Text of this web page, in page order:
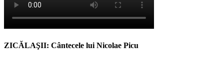
ZICĂLAŞII: Cântecele lui Nicolae Picu